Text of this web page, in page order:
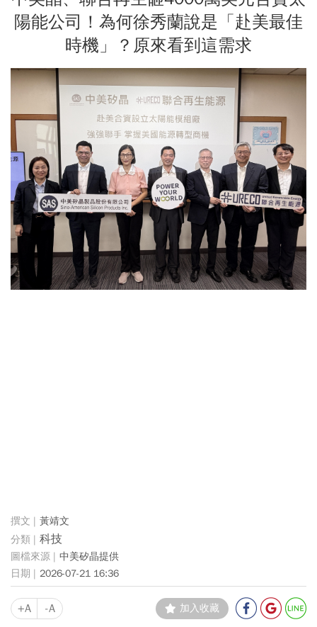
陽能公司！為何徐秀蘭說是「赴美最佳
時機」？原來看到這需求
黃靖文
科技
中美矽晶提供
2026-07-21 16:36
+A -A 加入收藏